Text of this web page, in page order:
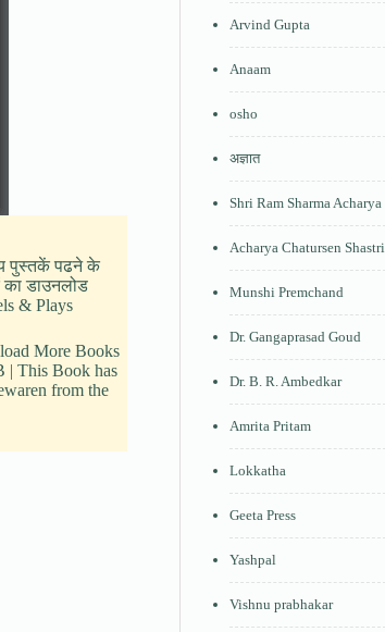
पुस्तकें पढने के
डाउनलोड
& Plays
More Books
| This Book has
from the
Arvind Gupta
Anaam
osho
अज्ञात
Shri Ram Sharma Acharya
Acharya Chatursen Shastri
Munshi Premchand
Dr. Gangaprasad Goud
Dr. B. R. Ambedkar
Amrita Pritam
Lokkatha
Geeta Press
Yashpal
Vishnu prabhakar